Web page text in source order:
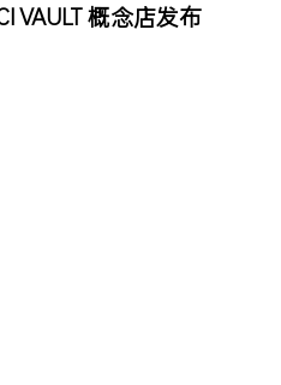
VAULT 概念店发布